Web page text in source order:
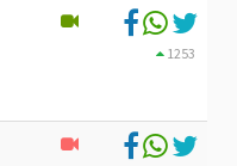
1253